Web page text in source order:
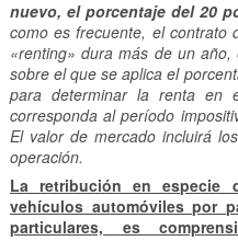
nuevo, el porcentaje del 20
como es frecuente, el contrato
«renting» dura más de un
sobre el que se aplica el
para determinar la renta en
corresponda al período
El valor de mercado incluirá
operación.
La retribución en especie
vehículos automóviles por
particulares, es